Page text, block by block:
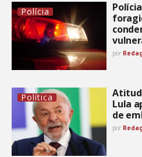
Polícia
por
Política
Lula
de
por